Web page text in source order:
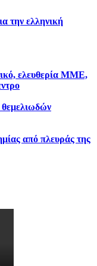
την ελληνική
ελευθερία ΜΜΕ,
από πλευράς της